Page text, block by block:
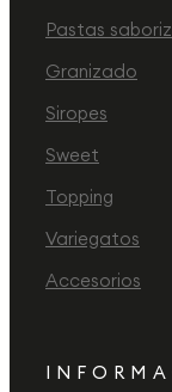
Pastas
Granizado
Siropes
Sweet
Topping
Variegatos
Accesorios